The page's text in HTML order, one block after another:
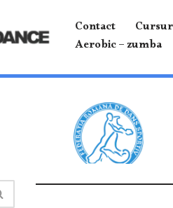
Contact
Aerobic – zumba